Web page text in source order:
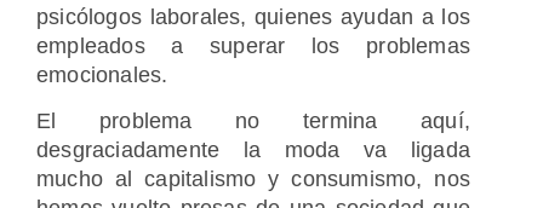
psicólogos laborales, quienes ayudan a los
empleados a superar los problemas
emocionales.
El problema no termina aquí,
desgraciadamente la moda va ligada
mucho al capitalismo y consumismo, nos